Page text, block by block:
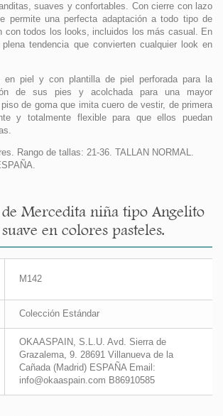
suaves y confortables. Con cierre con lazo
permite una perfecta adaptación a todo tipo de
con todos los looks, incluidos los más casual. En
tendencia que convierten cualquier look en
en piel y con plantilla de piel perforada para la
de sus pies y acolchada para una mayor
de goma que imita cuero de vestir, de primera
y totalmente flexible para que ellos puedan
Rango de tallas: 21-36. TALLAN NORMAL.
de Mercedita niña tipo Angelito
en colores pasteles.
M142
Colección Estándar
OKAASPAIN, S.L.U. Avd. Sierra de
Grazalema, 9. 28691 Villanueva de la
Cañada (Madrid) ESPAÑA Email:
info@okaaspain.com B86910585